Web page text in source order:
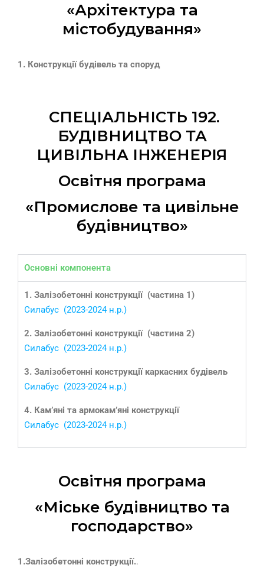
«Архітектура та
містобудування»
1. Конструкції будівель та споруд
СПЕЦІАЛЬНІСТЬ 192.
БУДІВНИЦТВО ТА
ЦИВІЛЬНА ІНЖЕНЕРІЯ
Освітня програма
«Промислове та цивільне
будівництво»
Основні компонента
1. Залізобетонні конструкції (частина 1)
Силабус (2023-2024 н.р.)
2. Залізобетонні конструкції (частина 2)
Силабус (2023-2024 н.р.)
3. Залізобетонні конструкції каркасних будівель
Силабус (2023-2024 н.р.)
4. Кам’яні та армокам’яні конструкції
Силабус (2023-2024 н.р.)
Освітня програма
«Міське будівництво та
господарство»
1.Залізобетонні конструкції..